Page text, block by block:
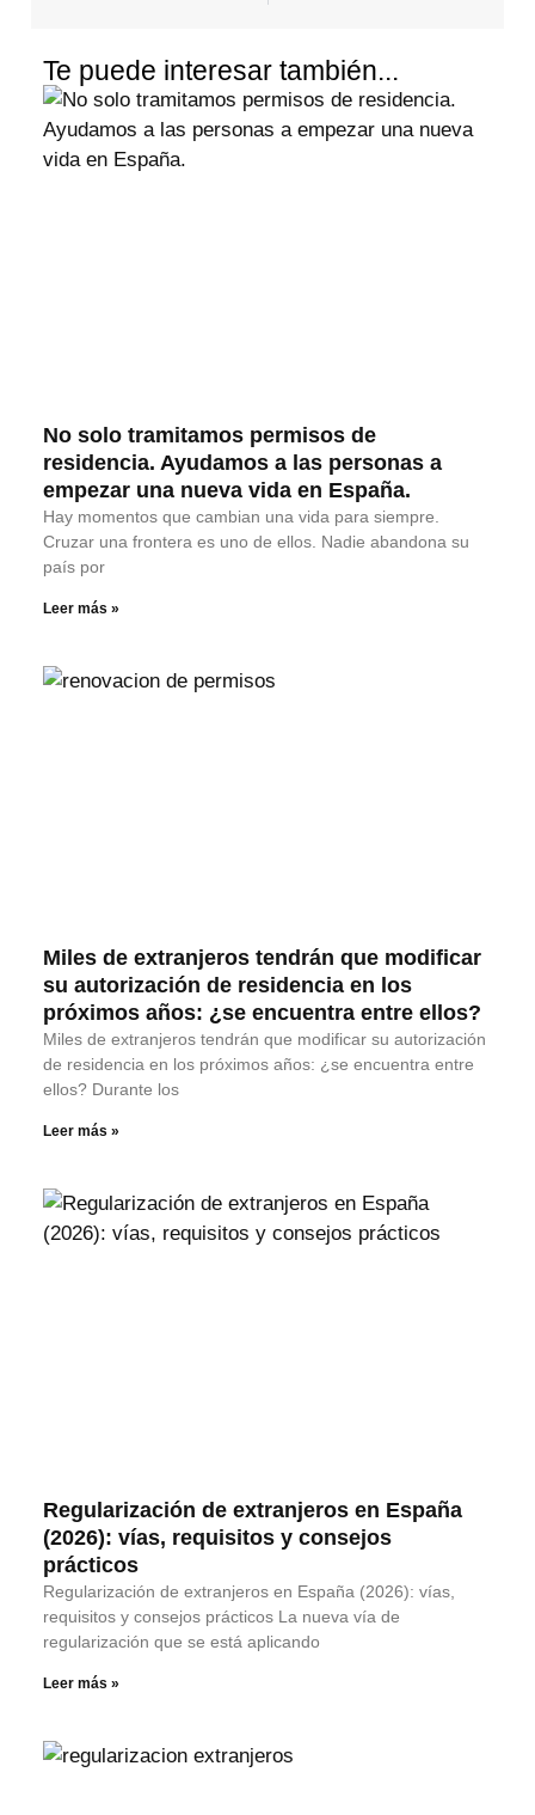
Te puede interesar también...
No solo tramitamos permisos de
residencia. Ayudamos a las personas a
empezar una nueva vida en España.
Hay momentos que cambian una vida para siempre.
Cruzar una frontera es uno de ellos. Nadie abandona su
país por
Leer más »
Miles de extranjeros tendrán que modificar
su autorización de residencia en los
próximos años: ¿se encuentra entre ellos?
Miles de extranjeros tendrán que modificar su autorización
de residencia en los próximos años: ¿se encuentra entre
ellos? Durante los
Leer más »
Regularización de extranjeros en España
(2026): vías, requisitos y consejos
prácticos
Regularización de extranjeros en España (2026): vías,
requisitos y consejos prácticos La nueva vía de
regularización que se está aplicando
Leer más »